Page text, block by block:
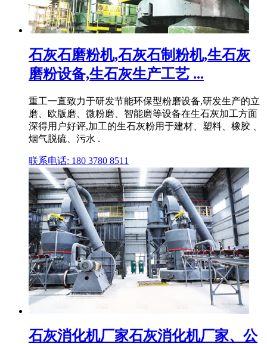
石灰石磨粉机,石灰石制粉机,生石灰
磨粉设备,生石灰生产工艺 ...
重工一直致力于研发节能环保型粉磨设备,研发生产的立
磨、欧版磨、微粉磨、智能磨等设备在生石灰加工方面
深得用户好评,加工的生石灰粉用于建材、塑料、橡胶 、
烟气脱硫、污水 .
联系电话: 180 3780 8511
石灰消化机厂家石灰消化机厂家、公